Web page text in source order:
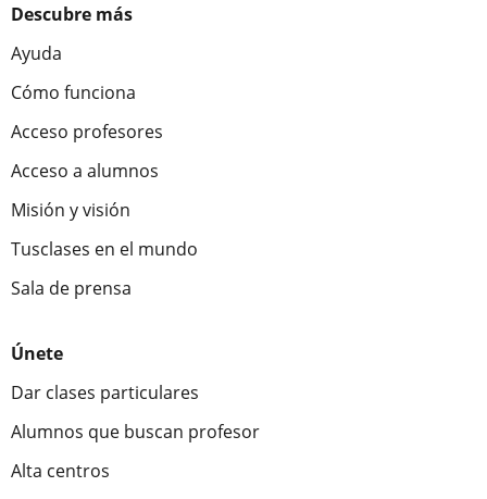
Descubre más
Ayuda
Cómo funciona
Acceso profesores
Acceso a alumnos
Misión y visión
Tusclases en el mundo
Sala de prensa
Únete
Dar clases particulares
Alumnos que buscan profesor
Alta centros